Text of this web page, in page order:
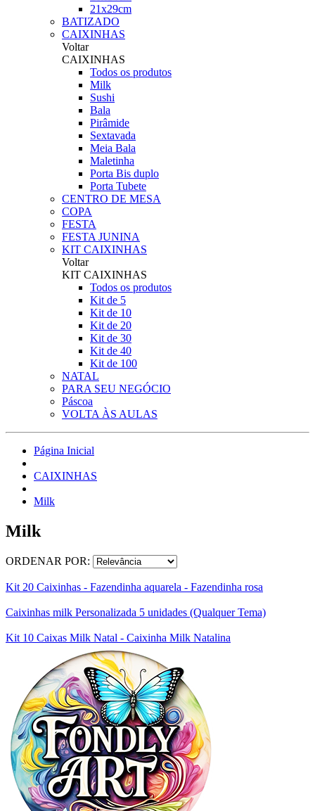
21x29cm
BATIZADO
CAIXINHAS
Voltar
CAIXINHAS
Todos os produtos
Milk
Sushi
Bala
Pirâmide
Sextavada
Meia Bala
Maletinha
Porta Bis duplo
Porta Tubete
CENTRO DE MESA
COPA
FESTA
FESTA JUNINA
KIT CAIXINHAS
Voltar
KIT CAIXINHAS
Todos os produtos
Kit de 5
Kit de 10
Kit de 20
Kit de 30
Kit de 40
Kit de 100
NATAL
PARA SEU NEGÓCIO
Páscoa
VOLTA ÀS AULAS
Página Inicial
CAIXINHAS
Milk
Milk
ORDENAR POR:
Kit 20 Caixinhas - Fazendinha aquarela - Fazendinha rosa
Caixinhas milk Personalizada 5 unidades (Qualquer Tema)
Kit 10 Caixas Milk Natal - Caixinha Milk Natalina